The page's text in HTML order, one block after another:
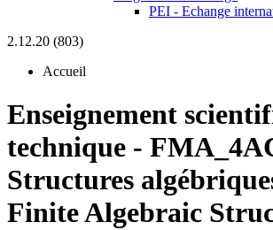
PEI - Echange
2.12.20 (803)
Accueil
Enseignement
technique -
Structures
Finite Algebraic